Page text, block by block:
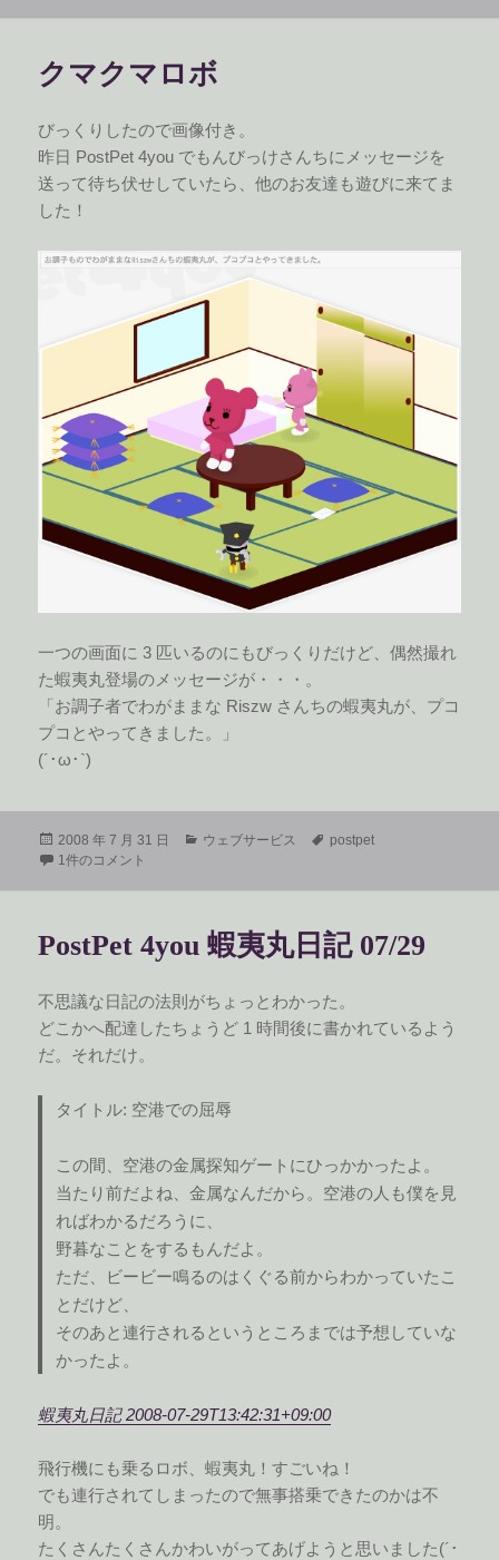
クマクマロボ
びっくりしたので画像付き。
昨日 PostPet 4you でもんびっけさんちにメッセージを
送って待ち伏せしていたら、他のお友達も遊びに来てま
した！
一つの画面に 3 匹いるのにもびっくりだけど、偶然撮れ
た蝦夷丸登場のメッセージが・・・。
「お調子者でわがままな Riszw さんちの蝦夷丸が、プコ
プコとやってきました。」
(´･ω･`)
投
稿
2008 年 7 月 31 日
カ
ウェブサービス
タ
postpet
クマクマロボ への
1件のコメント
PostPet 4you 蝦夷丸日記 07/29
不思議な日記の法則がちょっとわかった。
どこかへ配達したちょうど 1 時間後に書かれているよう
だ。それだけ。
タイトル: 空港での屈辱
この間、空港の金属探知ゲートにひっかかったよ。
当たり前だよね、金属なんだから。空港の人も僕を見
ればわかるだろうに、
野暮なことをするもんだよ。
ただ、ビービー鳴るのはくぐる前からわかっていたこ
とだけど、
そのあと連行されるというところまでは予想していな
かったよ。
蝦夷丸日記 2008-07-29T13:42:31+09:00
飛行機にも乗るロボ、蝦夷丸！すごいね！
でも連行されてしまったので無事搭乗できたのかは不
明。
たくさんたくさんかわいがってあげようと思いました(´･